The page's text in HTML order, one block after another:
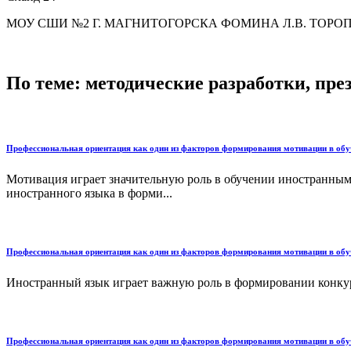
МОУ СШИ №2 Г. МАГНИТОГОРСКА ФОМИНА Л.В.
По теме: методические разработки,
Профессиональная ориентация как один из факторов формирования мотивации в
Мотивация играет значительную роль в обучении
иностранного языка в форми...
Профессиональная ориентация как один из факторов формирования мотивации в
Иностранный язык играет важную роль в формировании
Профессиональная ориентация как один из факторов формирования мотивации в